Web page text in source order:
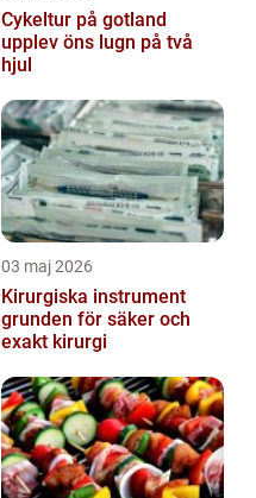
Cykeltur på gotland
upplev öns lugn på två
hjul
03 maj 2026
Kirurgiska instrument
grunden för säker och
exakt kirurgi